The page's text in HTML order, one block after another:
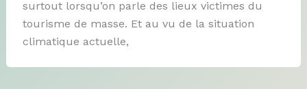
surtout lorsqu’on parle des lieux victimes du
tourisme de masse. Et au vu de la situation
climatique actuelle,